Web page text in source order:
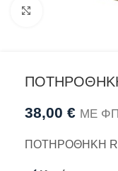
ΠΟΤΗΡΟΘΗΚΗ
38,00 € ΜΕ
ΠΟΤΗΡΟΘΗΚΗ